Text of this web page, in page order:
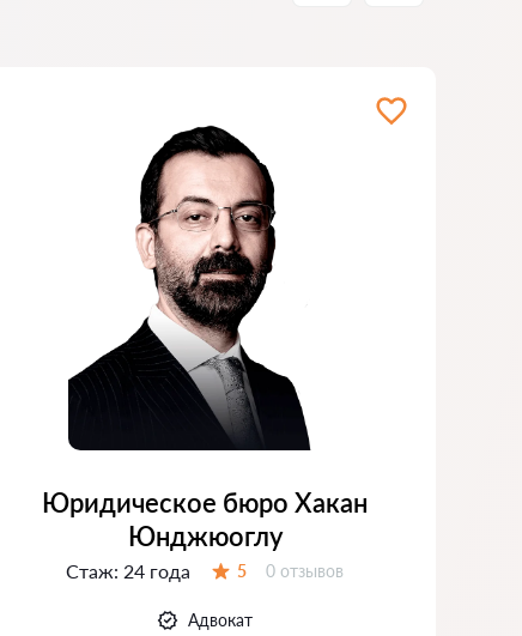
Юридическое бюро Хакан
Юнджюоглу
Стаж: 24 года 5 Отзывов:
0 отзывов
Адвокат